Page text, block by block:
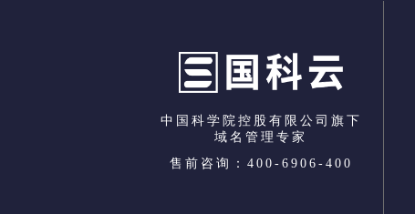
中国科学院控股有限公司旗下
域名管理专家
售前咨询：400-6906-400